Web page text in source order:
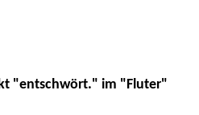
"entschwört." im "Fluter"